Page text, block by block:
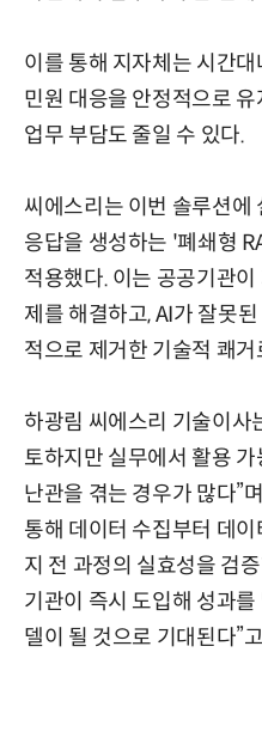
이를 통해 지자체는 시간
민원 대응을 안정적으로
업무 부담도 줄일 수 있다.
씨에스리는 이번 솔루션에
응답을 생성하는 '폐쇄형
적용했다. 이는 공공기관
제를 해결하고, AI가 잘못
적으로 제거한 기술적 쾌
하광림 씨에스리 기술이사
토하지만 실무에서 활용
난관을 겪는 경우가 많다”
통해 데이터 수집부터 데
지 전 과정의 실효성을 검
기관이 즉시 도입해 성과
델이 될 것으로 기대된다”